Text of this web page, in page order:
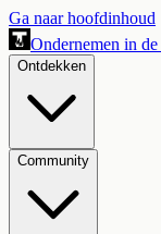
Ga naar hoofdinhoud
Ondernemen in
Ontdekken
Community